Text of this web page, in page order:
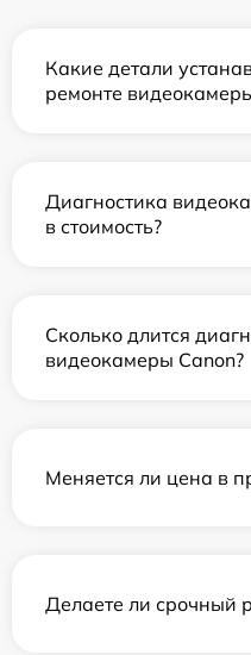
Какие детали
ремонте
Диагностика
в стоимость?
Сколько длится
видеокамеры Canon?
Меняется ли цена в
Делаете ли срочный